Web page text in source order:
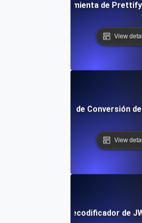
Herramienta de Prettify
View
Herramienta de Conversión
View
Decodificador de